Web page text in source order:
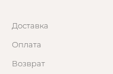
Доставка
Оплата
Возврат